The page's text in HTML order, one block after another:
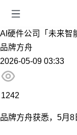
AI硬件公司「未来智
品牌方舟
2026-05-09 03:33
1242
品牌方舟获悉，5月8